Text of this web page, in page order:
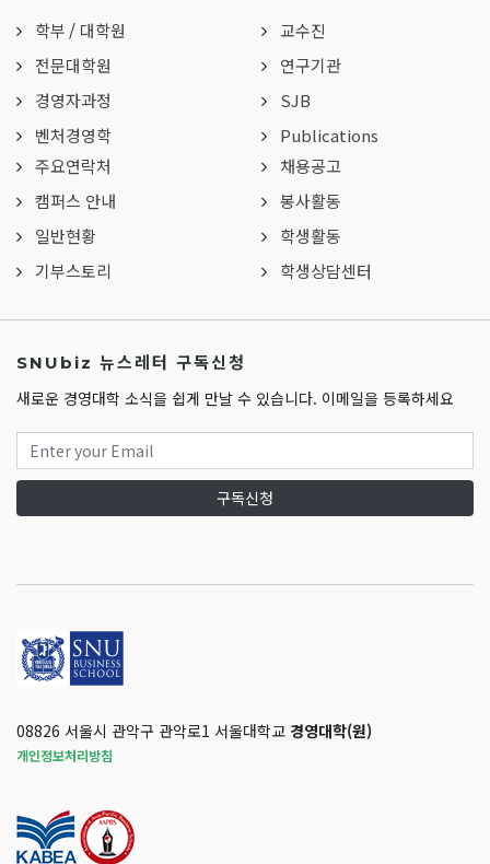
학부/ 대학원
전문대학원
경영자과정
벤처경영학
교수진
연구기관
SJB
Publications
주요연락처
캠퍼스 안내
일반현황
기부스토리
채용공고
봉사활동
학생활동
학생상담센터
SNUbiz 뉴스레터 구독신청
새로운 경영대학 소식을 쉽게 만날 수 있습니다. 이메일을 등록하세요
구독신청
08826 서울시 관악구 관악로1 서울대학교 경영대학(원)
개인정보처리방침